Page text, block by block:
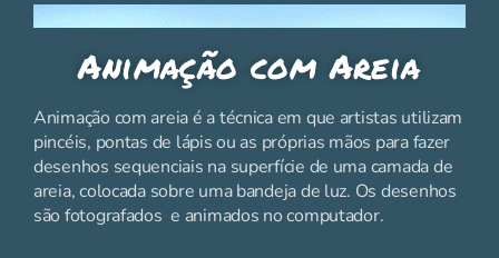
Animação com Areia
Animação com areia é a técnica em que artistas utilizam
pincéis, pontas de lápis ou as próprias mãos para fazer
desenhos sequenciais na superfície de uma camada de
areia, colocada sobre uma bandeja de luz. Os desenhos
são fotografados e animados no computador.